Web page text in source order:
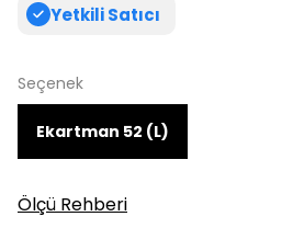
Yetkili Satıcı
Seçenek
Ekartman 52 (L)
Ölçü Rehberi